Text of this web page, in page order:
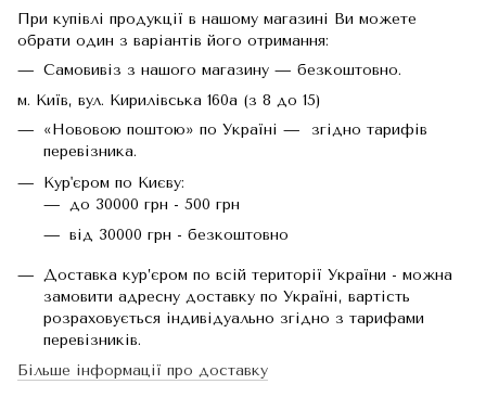
При купівлі продукції в нашому магазині Ви можете
обрати один з варіантів його отримання:
Самовивіз з нашого магазину — безкоштовно.
м. Київ, вул. Кирилівська 160а (з 8 до 15)
«Нововою поштою» по Україні — згідно тарифів
перевізника.
Кур'єром по Києву:
до 30000 грн - 500 грн
від 30000 грн - безкоштовно
Доставка кур’єром по всій території України - можна
замовити адресну доставку по Україні, вартість
розраховується індивідуально згідно з тарифами
перевізників.
Більше інформації про доставку